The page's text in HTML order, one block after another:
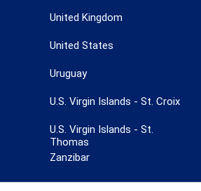
United Kingdom
United States
Uruguay
U.S. Virgin Islands - St. Croix
U.S. Virgin Islands - St.
Thomas
Zanzibar